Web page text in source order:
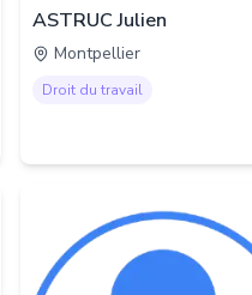
ASTRUC Julien
Montpellier
Droit du travail